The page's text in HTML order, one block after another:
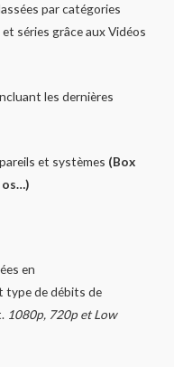
par catégories
séries grâce aux Vidéos
les dernières
et systèmes (Box
os…)
en
de débits de
1080p, 720p et Low